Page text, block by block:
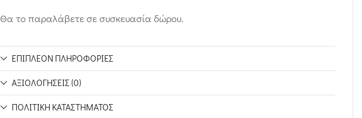
Θα το παραλάβετε σε συσκευασία δώρου.
ΕΠΙΠΛΈΟΝ ΠΛΗΡΟΦΟΡΊΕΣ
ΑΞΙΟΛΟΓΉΣΕΙΣ (0)
ΠΟΛΙΤΙΚΉ ΚΑΤΑΣΤΉΜΑΤΟΣ